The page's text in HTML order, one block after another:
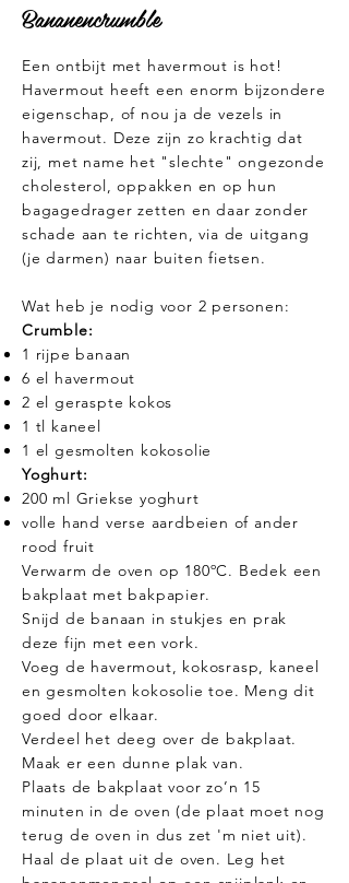
Bananencrumble
Een ontbijt met havermout is hot!
Havermout heeft een enorm bijzondere
eigenschap, of nou ja de vezels in
havermout. Deze zijn zo krachtig dat
zij, met name het "slechte" ongezonde
cholesterol, oppakken en op hun
bagagedrager zetten en daar zonder
schade aan te richten, via de uitgang
(je darmen) naar buiten fietsen.
Wat heb je nodig voor 2 personen:
Crumble:
1 rijpe banaan
6 el havermout
2 el geraspte kokos
1 tl kaneel
1 el gesmolten kokosolie
Yoghurt:
200 ml Griekse yoghurt
volle hand verse aardbeien of ander
rood fruit
Verwarm de oven op 180ºC. Bedek een
bakplaat met bakpapier.
Snijd de banaan in stukjes en prak
deze fijn met een vork.
Voeg de havermout, kokosrasp, kaneel
en gesmolten kokosolie toe. Meng dit
goed door elkaar.
Verdeel het deeg over de bakplaat.
Maak er een dunne plak van.
Plaats de bakplaat voor zo’n 15
minuten in de oven (de plaat moet nog
terug de oven in dus zet 'm niet uit).
Haal de plaat uit de oven. Leg het